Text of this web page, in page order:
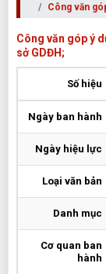
Công văn
Công văn góp ý
sở GDĐH;
Số hiệu
Ngày ban hành
Ngày hiệu lực
Loại văn bản
Danh mục
Cơ quan ban
hành